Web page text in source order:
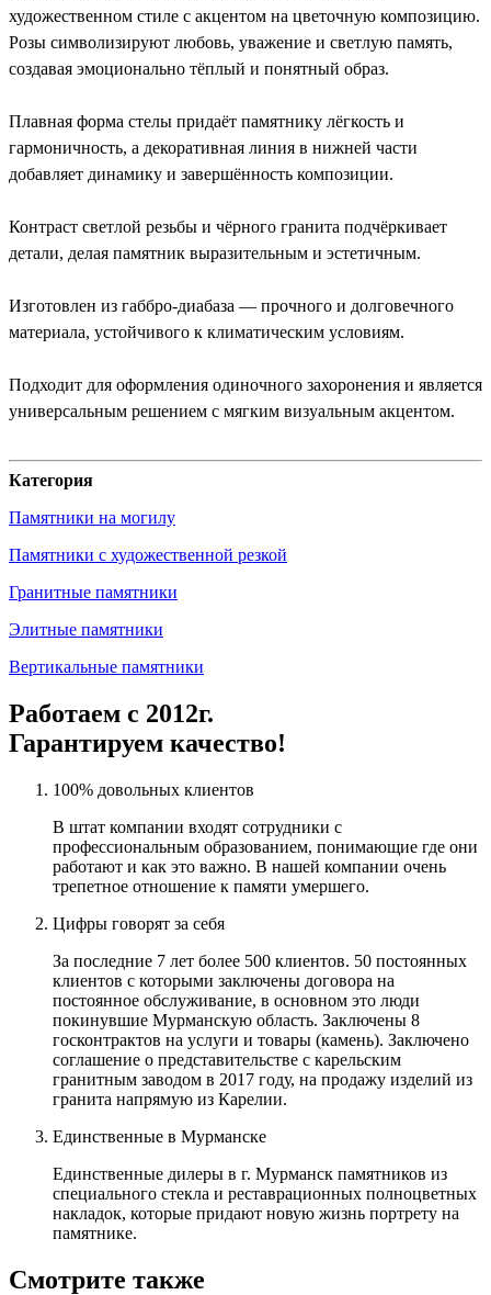
художественном стиле с акцентом на цветочную композицию.
Розы символизируют любовь, уважение и светлую память,
создавая эмоционально тёплый и понятный образ.
Плавная форма стелы придаёт памятнику лёгкость и
гармоничность, а декоративная линия в нижней части
добавляет динамику и завершённость композиции.
Контраст светлой резьбы и чёрного гранита подчёркивает
детали, делая памятник выразительным и эстетичным.
Изготовлен из габбро-диабаза — прочного и долговечного
материала, устойчивого к климатическим условиям.
Подходит для оформления одиночного захоронения и является
универсальным решением с мягким визуальным акцентом.
Категория
Памятники на могилу
Памятники с художественной резкой
Гранитные памятники
Элитные памятники
Вертикальные памятники
Работаем с 2012г.
Гарантируем качество!
100% довольных клиентов
В штат компании входят сотрудники с
профессиональным образованием, понимающие где они
работают и как это важно. В нашей компании очень
трепетное отношение к памяти умершего.
Цифры говорят за себя
За последние 7 лет более 500 клиентов. 50 постоянных
клиентов с которыми заключены договора на
постоянное обслуживание, в основном это люди
покинувшие Мурманскую область. Заключены 8
госконтрактов на услуги и товары (камень). Заключено
соглашение о представительстве с карельским
гранитным заводом в 2017 году, на продажу изделий из
гранита напрямую из Карелии.
Единственные в Мурманске
Единственные дилеры в г. Мурманск памятников из
специального стекла и реставрационных полноцветных
накладок, которые придают новую жизнь портрету на
памятнике.
Смотрите также